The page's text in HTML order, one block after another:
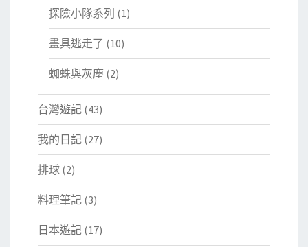
探險小隊系列 (1)
畫具逃走了 (10)
蜘蛛與灰塵 (2)
台灣遊記 (43)
我的日記 (27)
排球 (2)
料理筆記 (3)
日本遊記 (17)